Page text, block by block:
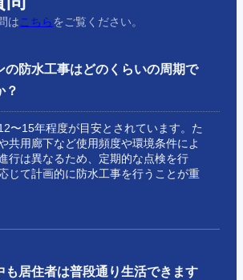
は こちらをご覧ください。
の防水工事はどのくらいの周期で
？
〜15年程度が目安とされています。た
共用廊下など使用頻度や環境条件によ
行は異なるため、定期的な点検を行
じて計画的に防水工事を行うことが重
も居住者は普段通り生活できます